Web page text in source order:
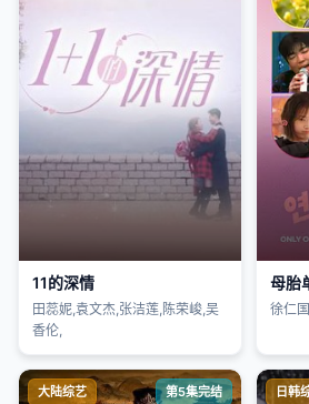
11的深情
田蕊妮,袁文杰,张洁莲,陈荣峻,吴
香伦,
母胎
徐仁
大陆综艺 第5集完结 日韩